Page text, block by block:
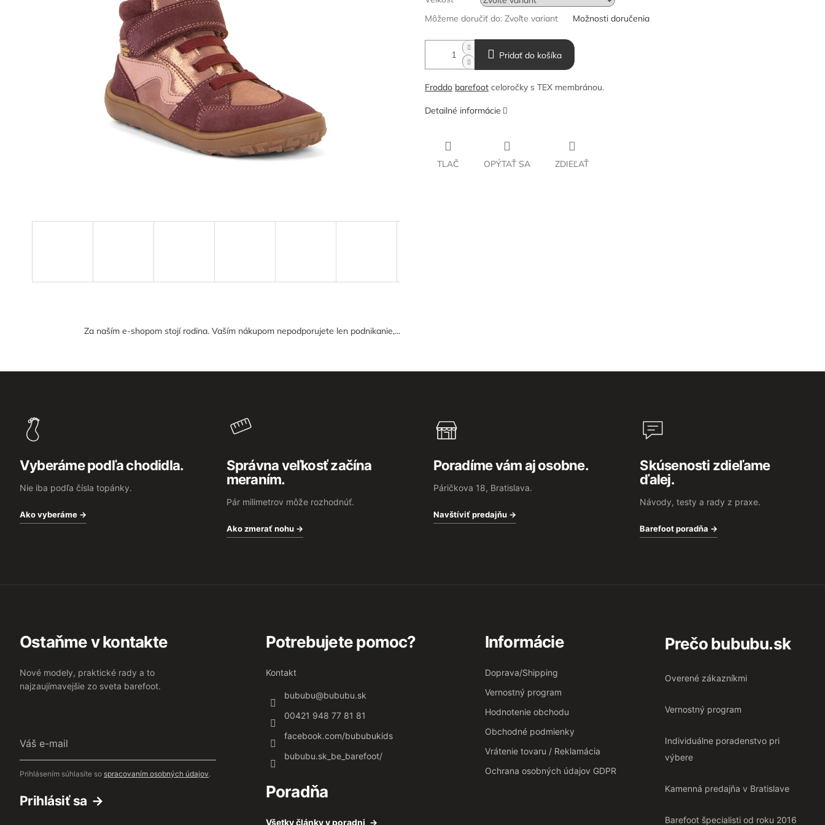
Môžeme doručiť do: Zvoľte variant Možnosti doručenia
Pridať do košíka
Froddo barefoot celoročky s TEX membránou.
Detailné informácie
TLAČ OPÝTAŤ SA ZDIEĽAŤ
Za naším e-shopom stojí rodina. Vaším nákupom nepodporujete len podnikanie,...
Vyberáme podľa chodidla.
Nie iba podľa čísla topánky.
Ako vyberáme →
Správna veľkosť začína
meraním.
Pár milimetrov môže rozhodnúť.
Ako zmerať nohu →
Poradíme vám aj osobne.
Páričkova 18, Bratislava.
Navštíviť predajňu →
Skúsenosti zdieľame
ďalej.
Návody, testy a rady z praxe.
Barefoot poradňa →
Ostaňme v kontakte
Nové modely, praktické rady a to
najzaujímavejšie zo sveta barefoot.
e-
Prihlásením súhlasíte so spracovaním osobných údajov.
Prihlásiť sa
Potrebujete pomoc?
Kontakt
bububu@bububu.sk
00421 948 77 81 81
facebook.com/bububukids
bububu.sk_be_barefoot/
Poradňa
Všetky články v poradni
Informácie
Doprava/Shipping
Vernostný program
Hodnotenie obchodu
Obchodné podmienky
Vrátenie tovaru / Reklamácia
Ochrana osobných údajov GDPR
Prečo bububu.sk
Overené zákazníkmi
Vernostný program
Individuálne poradenstvo pri
výbere
Kamenná predajňa v Bratislave
Barefoot špecialisti od roku 2016